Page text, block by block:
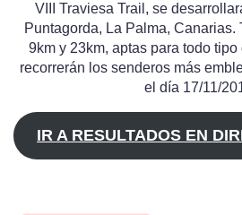
VIII Traviesa Trail, se
Puntagorda, La Palma, Canarias.
9km y 23km, aptas para todo
recorrerán los senderos más
el día 17/11/
IR A RESULTADOS EN